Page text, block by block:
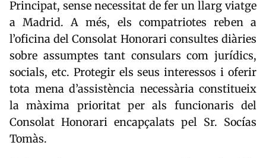
Principat, sense necessitat de fer un llarg viatge
a Madrid. A més, els compatriotes reben a
l’oficina del Consolat Honorari consultes diàries
sobre assumptes tant consulars com jurídics,
socials, etc. Protegir els seus interessos i oferir
tota mena d’assistència necessària constitueix
la màxima prioritat per als funcionaris del
Consolat Honorari encapçalats pel Sr. Socías
Tomàs.